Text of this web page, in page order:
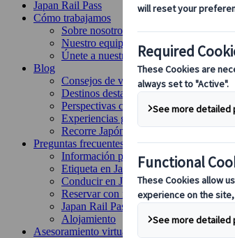
Japan Rail Pass
Cómo trabajamos
Sobre nosotros
Nuestro equipo
Únete a nuestro equipo
Blog
Consejos de viaje para cada temporada
Destinos destacados
Perspectivas culturales
Experiencias gastronómicas
Recorre Japón en tren
Preguntas frecuentes
Información práctica
Etiqueta en Japón
Conducir en Japón
Reservar con nosotros
Japan Rail Pass
Alojamiento
Asesoramiento virtual